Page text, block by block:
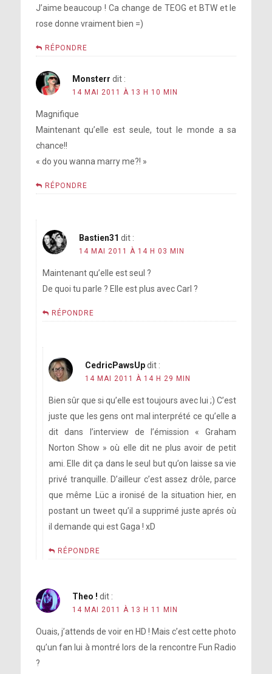
J’aime beaucoup ! Ca change de TEOG et BTW et le
rose donne vraiment bien =)
RÉPONDRE
Monsterr dit :
14 MAI 2011 À 13 H 10 MIN
Magnifique
Maintenant qu’elle est seule, tout le monde a sa
chance!!
« do you wanna marry me?! »
RÉPONDRE
Bastien31 dit :
14 MAI 2011 À 14 H 03 MIN
Maintenant qu’elle est seul ?
De quoi tu parle ? Elle est plus avec Carl ?
RÉPONDRE
CedricPawsUpdit :
14 MAI 2011 À 14 H 29 MIN
Bien sûr que si qu’elle est toujours avec lui ;) C’est
juste que les gens ont mal interprété ce qu’elle a
dit dans l’interview de l’émission « Graham
Norton Show » où elle dit ne plus avoir de petit
ami. Elle dit ça dans le seul but qu’on laisse sa vie
privé tranquille. D’ailleur c’est assez drôle, parce
que même Lüc a ironisé de la situation hier, en
postant un tweet qu’il a supprimé juste aprés où
il demande qui est Gaga ! xD
RÉPONDRE
Theo ! dit :
14 MAI 2011 À 13 H 11 MIN
Ouais, j’attends de voir en HD ! Mais c’est cette photo
qu’un fan lui à montré lors de la rencontre Fun Radio
?